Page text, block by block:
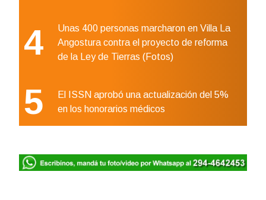
4
Unas 400 personas marcharon en Villa La
Angostura contra el proyecto de reforma
de la Ley de Tierras (Fotos)
5
El ISSN aprobó una actualización del 5%
en los honorarios médicos